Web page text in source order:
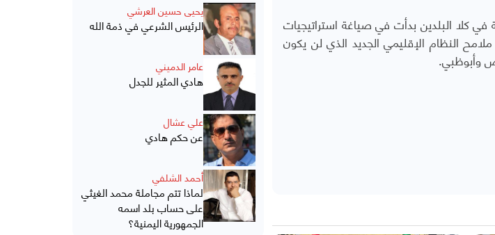
كلا البلدين بدأت في صياغة استراتيجيات
عام 2026 عاماً حاسماً في تحديد ملامح النظام الإقليمي الجديد الذي لن يكون
وأبوظبي.
يحيى حسين العرشي
الرئيس الشرعي في ذمة الله
عامر الدميني
هادي المثير للجدل
علي عشال
عن حكم هادي
أحمد الشلفي
لماذا تتم مجاملة محمد الغيثي
على حساب بلد اسمه
الجمهورية اليمنية؟